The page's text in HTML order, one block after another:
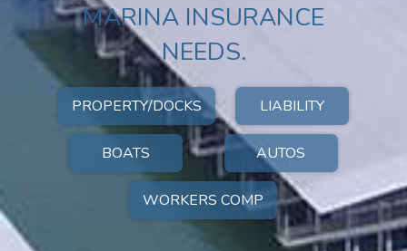
MARINA INSURANCE
NEEDS.
PROPERTY/DOCKS LIABILITY
BOATS AUTOS
WORKERS COMP